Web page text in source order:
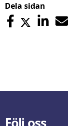
Dela sidan